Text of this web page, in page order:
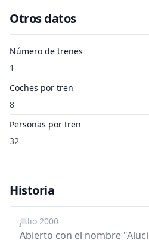
Otros datos
Número de trenes
1
Coches por tren
8
Personas por tren
32
Historia
julio 2000
Abierto con el nombre